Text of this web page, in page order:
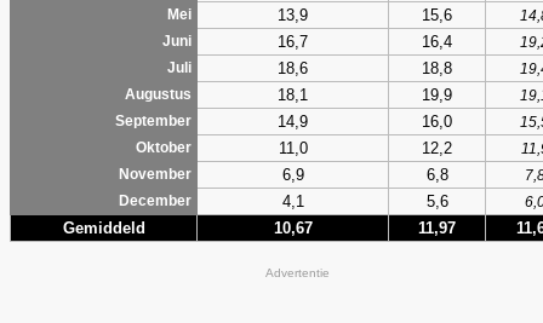
Mei
13,9 15,6
Juni
16,7 16,4
Juli
18,6 18,8
Augustus
18,1 19,9
September
14,9 16,0
Oktober
11,0 12,2
November
6,9 6,8
December
4,1 5,6
Gemiddeld 10,67 11,97
Advertentie